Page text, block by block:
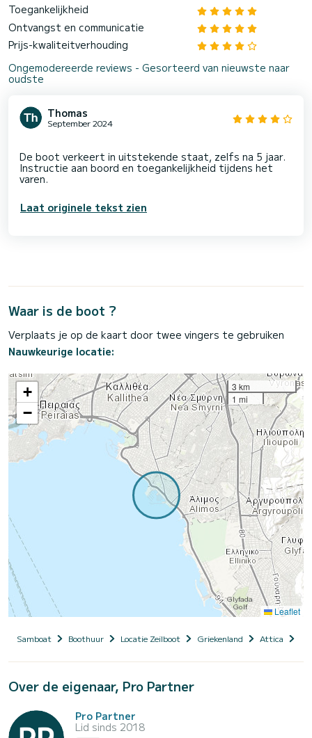
Toegankelijkheid
Ontvangst en communicatie
Prijs-kwaliteitverhouding
Ongemodereerde reviews - Gesorteerd van nieuwste naar
oudste
Thomas
September 2024
De boot verkeert in uitstekende staat, zelfs na 5 jaar.
Instructie aan boord en toegankelijkheid tijdens het
Laat originele tekst zien
Waar is de boot ?
Verplaats je op de kaart door twee vingers te gebruiken
Nauwkeurige locatie:
+
−
3 km
1 mi
Leaflet
Samboat Boothuur Locatie Zeilboot Griekenland Attica
Over de eigenaar, Pro Partner
Pro Partner
Lid sinds 2018